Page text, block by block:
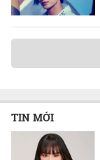
TIN MỚI